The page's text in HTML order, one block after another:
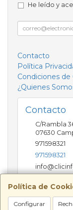
Política de
Configurar
He leído y
Contacto
Política
Condiciones de
¿Quienes
Contacto
C/Rambla
07630
971598321
971598321
Horario